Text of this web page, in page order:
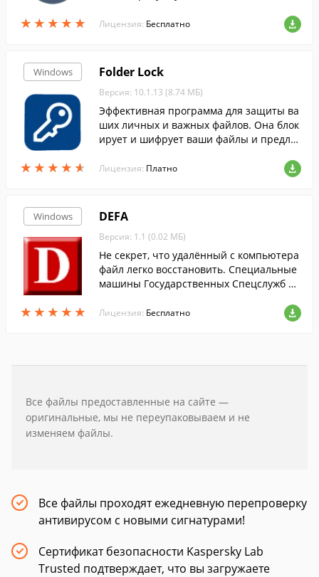
★ ★ ★ ★ ★
★ ★ ★ ★ ★ Лицензия: Бесплатно
Windows
★ ★ ★ ★ ★
★ ★ ★ ★ ★
Folder Lock
Версия: 10.1.13 (8.74 МБ)
Эффективная программа для защиты ва
ших личных и важных файлов. Она блок
ирует и шифрует ваши файлы и предлаг
го копирования файлов в облако.
Лицензия: Платно
Windows
★ ★ ★ ★ ★
★ ★ ★ ★ ★
DEFA
Версия: 1.1 (0.02 МБ)
Не секрет, что удалённый с компьютера
файл легко восстановить. Специальные
машины Государственных Спецслужб пр
ание с блинов винчестера. Как же воспр
Лицензия: Бесплатно
Все файлы предоставленные на сайте —
оригинальные, мы не переупаковываем и не
изменяем файлы.
Все файлы проходят ежедневную перепроверку
антивирусом с новыми сигнатурами!
Сертификат безопасности Kaspersky Lab
Trusted подтверждает, что вы загружаете